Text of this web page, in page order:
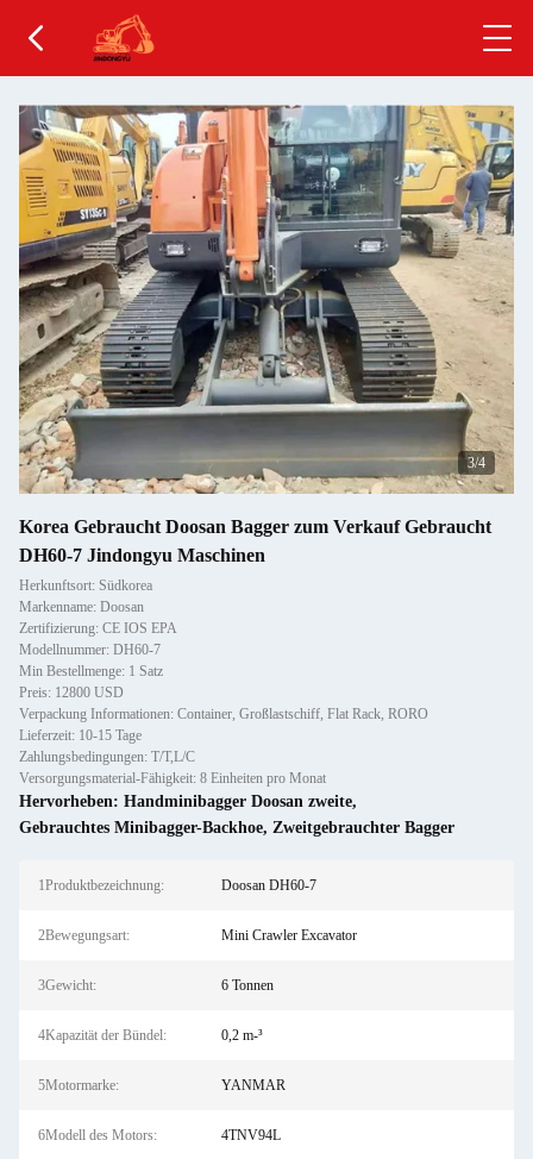
4/4
Korea Gebraucht Doosan Bagger zum Verkauf Gebraucht
DH60-7 Jindongyu Maschinen
Herkunftsort: Südkorea
Markenname: Doosan
Zertifizierung: CE IOS EPA
Modellnummer: DH60-7
Min Bestellmenge: 1 Satz
Preis: 12800 USD
Verpackung Informationen: Container, Großlastschiff, Flat Rack, RORO
Lieferzeit: 10-15 Tage
Zahlungsbedingungen: T/T,L/C
Versorgungsmaterial-Fähigkeit: 8 Einheiten pro Monat
Hervorheben: Handminibagger Doosan zweite,
Gebrauchtes Minibagger-Backhoe, Zweitgebrauchter Bagger
1Produktbezeichnung: Doosan DH60-7
2Bewegungsart: Mini Crawler Excavator
3Gewicht: 6 Tonnen
4Kapazität der Bündel: 0,2 m-³
5Motormarke: YANMAR
6Modell des Motors: 4TNV94L